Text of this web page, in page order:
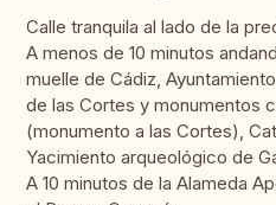
Calle tranquila al lado de la
A menos de 10 minutos
muelle de Cádiz,
de las Cortes y monumentos
(monumento a las Cortes),
Yacimiento arqueológico de
A 10 minutos de la Alameda